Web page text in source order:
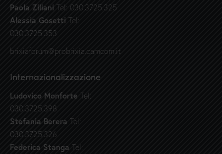
Paola Ziliani Tel: 030.3725.325
Alessia Gosetti Tel:
030.3725.353
brixiaforum@probrixia.camcom.it
Internazionalizzazione
Ludovico Monforte Tel:
030.3725.398
Stefania Berera Tel:
030.3725.326
Federica Stanga Tel: